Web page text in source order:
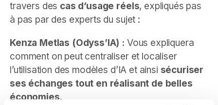
travers des cas d’usage réels, expliqués pas
à pas par des experts du sujet :
Kenza Metlas (Odyss’IA) : Vous expliquera
comment on peut centraliser et localiser
l’utilisation des modèles d’IA et ainsi sécuriser
ses échanges tout en réalisant de belles
économies.